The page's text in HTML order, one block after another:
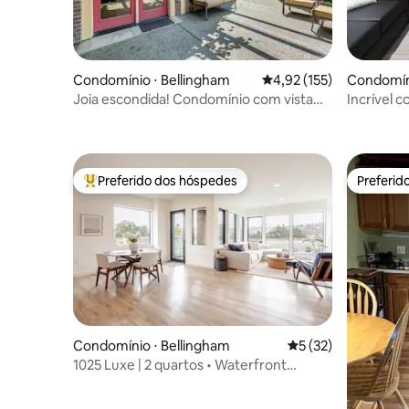
Condomínio ⋅ Bellingham 4,92 de uma avaliação
4,92 (155)
Joia escondida! Condomínio com vista
Incrível
Entre os melhores preferidos dos hóspedes
Preferido dos hóspedes
Condomínio ⋅ Bellingham 5 de uma
5 (32)
1025 Luxe | 2 quartos • Waterfront